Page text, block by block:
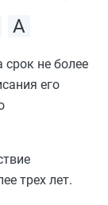
не более
его
трех лет.